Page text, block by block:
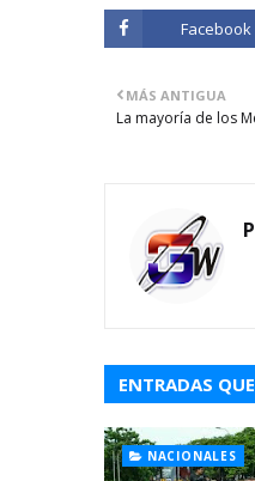
Facebook
MÁS ANTIGUA
La mayoría de los
ENTRADAS
NACIONALES